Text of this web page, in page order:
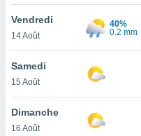
votre
Vendredi
14 Août
40%
0.2 mm
Samedi
15 Août
Dimanche
16 Août